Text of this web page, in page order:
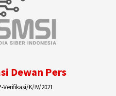
Dewan Pers
Verifikasi/K/IV/2021